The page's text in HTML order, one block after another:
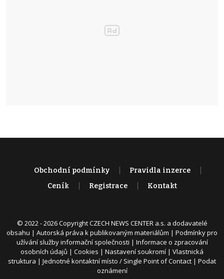
Obchodní podmínky
Pravidla inzerce
Ceník
Registrace Kontakt
© 2022 - 2026 Copyright CZECH NEWS CENTER a.s. a dodavatelé
obsahu | Autorská práva k publikovaným materiálům | Podmínky pro
užívání služby informační společnosti | Informace o zpracování
osobních údajů | Cookies | Nastavení soukromí | Vlastnická
struktura | Jednotné kontaktní místo / Single Point of Contact | Podat
oznámení